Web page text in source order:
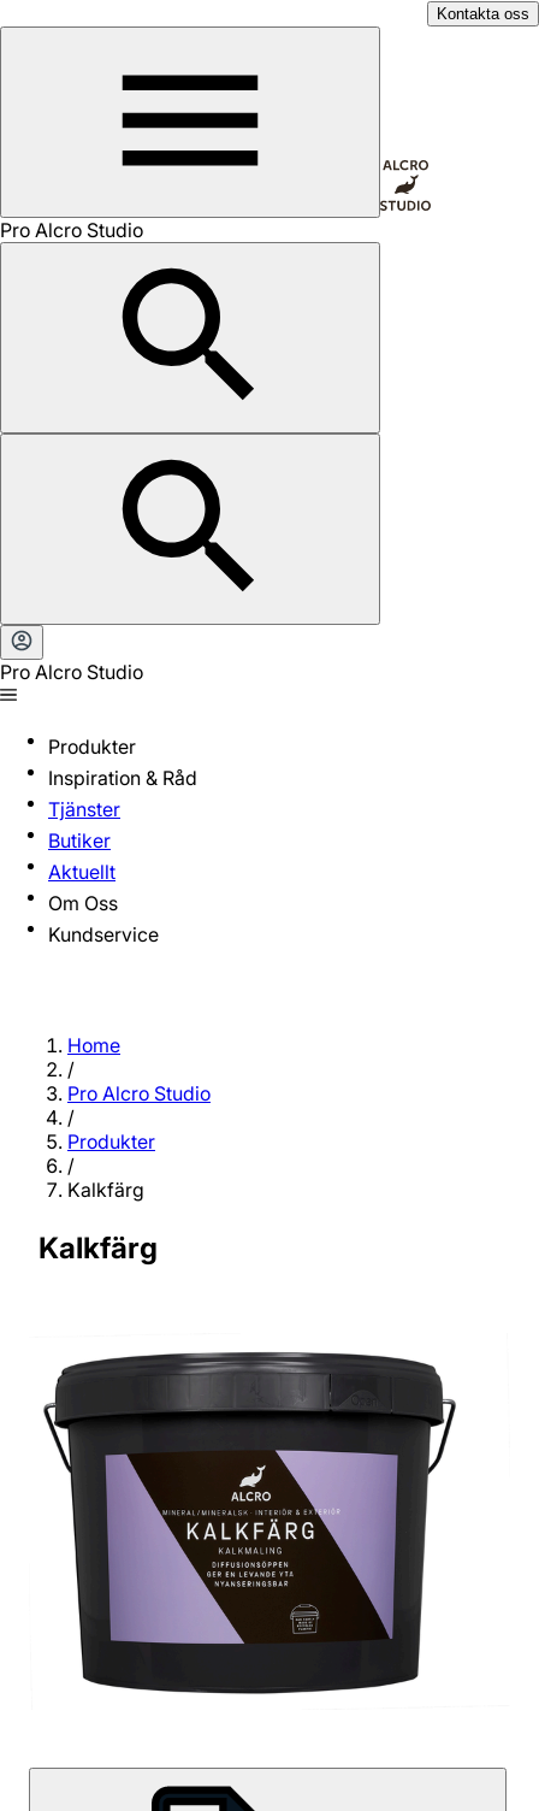
Kontakta oss
Pro Alcro Studio
Pro Alcro Studio
Produkter
Inspiration & Råd
Tjänster
Butiker
Aktuellt
Om Oss
Kundservice
Home
/
Pro Alcro Studio
/
Produkter
/
Kalkfärg
Kalkfärg